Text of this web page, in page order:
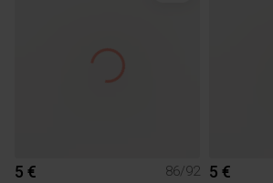
5 € 86/92 5 €